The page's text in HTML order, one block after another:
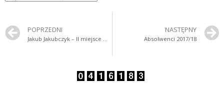
POPRZEDNI NASTĘPNY
Absolwenci 2017/18